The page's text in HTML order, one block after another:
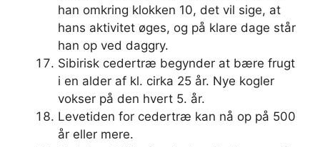
han omkring klokken 10, det vil sige, at
hans aktivitet øges, og på klare dage står
han op ved daggry.
Sibirisk cedertræ begynder at bære frugt
i en alder af kl. cirka 25 år. Nye kogler
vokser på den hvert 5. år.
Levetiden for cedertræ kan nå op på 500
år eller mere.